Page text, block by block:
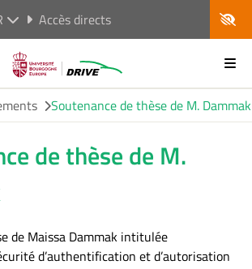
Accès directs
Soutenance de thèse de M. Dammak
de thèse de M.
de Maissa Dammak intitulée
d’authentification et d’autorisation